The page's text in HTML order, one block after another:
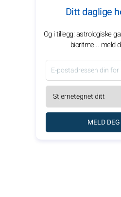
Ditt daglige
Og i tillegg: astrologiske
bioritme... meld
MELD